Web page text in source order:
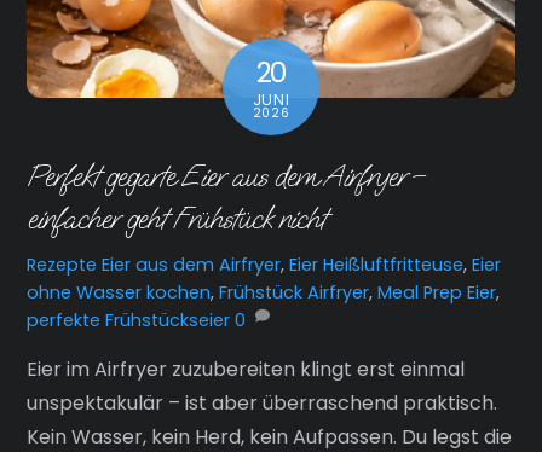
20
JUNI
2026
Perfekt gegarte Eier aus dem Airfryer –
einfacher geht Frühstück nicht
Rezepte Eier aus dem Airfryer,Eier Heißluftfritteuse,Eier
ohne Wasser kochen,Frühstück Airfryer,Meal Prep Eier,
perfekte Frühstückseier 0
Eier im Airfryer zuzubereiten klingt erst einmal
unspektakulär – ist aber überraschend praktisch.
Kein Wasser, kein Herd, kein Aufpassen. Du legst die